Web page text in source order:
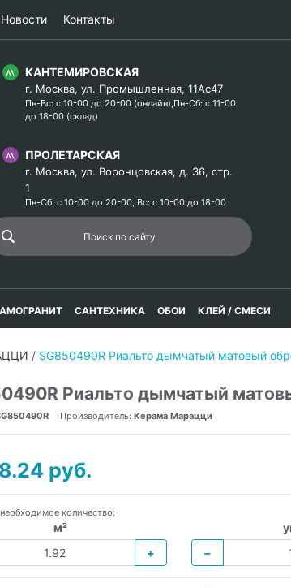
Новости Контакты
КАНТЕМИРОВСКАЯ
г. Москва, ул. Промышленная, 11Ас47
Пн-Вс: с 10-00 до 20-00 (онлайн),Пн-Сб: с 11-00
до 18-00 (склад)
ПРОЛЕТАРСКАЯ
г. Москва, ул. Воронцовская, д. 36, стр.
1
Пн-Сб: с 10-00 до 20-00, Вс: с 10-00 до 18-00
САНТЕХНИКА ОБОИ КЛЕЙ / СМЕСИ
/ SG850490R Риальто дымчатый матовый
Риальто дымчатый
Производитель: Керама Марацци
руб.
количество:
м²
+
−